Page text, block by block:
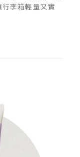
李箱輕量又實